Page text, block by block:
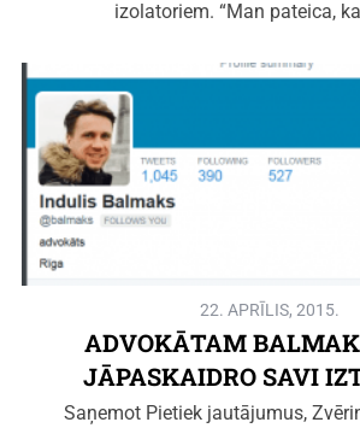
izolatoriem. “Man pateica,
22. APRĪLIS, 2015.
ADVOKĀTAM
JĀPASKAIDRO SAVI
Saņemot Pietiek jautājumus,